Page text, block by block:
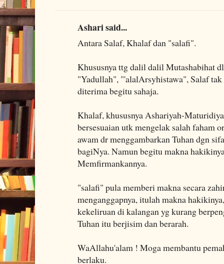
Ashari said...
Antara Salaf, Khalaf dan "salafi".
Khususnya ttg dalil dalil Mutashabihat
"Yadullah", "'alalArsyhistawa", Salaf
diterima begitu sahaja.
Khalaf, khususnya Ashariyah-
bersesuaian utk mengelak salah faham
awam dr menggambarkan Tuhan dgn
bagiNya. Namun begitu makna
Memfirmankannya.
"salafi" pula memberi makna secara
menganggapnya, itulah makna
kekeliruan di kalangan yg kurang
Tuhan itu berjisim dan berarah.
WaAllahu'alam ! Moga membantu
berlaku.